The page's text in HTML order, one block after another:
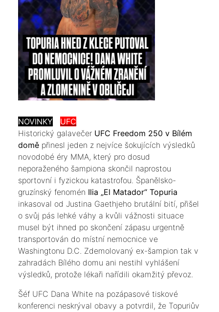
NOVINKY
UFC
​Historický galavečer UFC Freedom 250 v Bílém
domě přinesl jeden z nejvíce šokujících výsledků
novodobé éry MMA, který pro dosud
neporaženého šampiona skončil naprostou
sportovní i fyzickou katastrofou. Španělsko-
gruzínský fenomén Ilia „El Matador“ Topuria
inkasoval od Justina Gaethjeho brutální bití, přišel
o svůj pás lehké váhy a kvůli vážnosti situace
musel být ihned po skončení zápasu urgentně
transportován do místní nemocnice ve
Washingtonu D.C. Zdemolovaný ex-šampion tak v
zahradách Bílého domu ani nestihl vyhlášení
výsledků, protože lékaři nařídili okamžitý převoz.
​Šéf UFC Dana White na pozápasové tiskové
konferenci neskrýval obavy a potvrdil, že Topuriův